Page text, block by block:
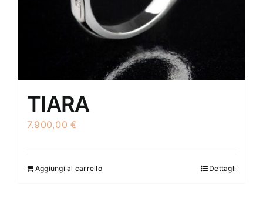
TIARA
7.900,00€
Aggiungi al carrello Dettagli